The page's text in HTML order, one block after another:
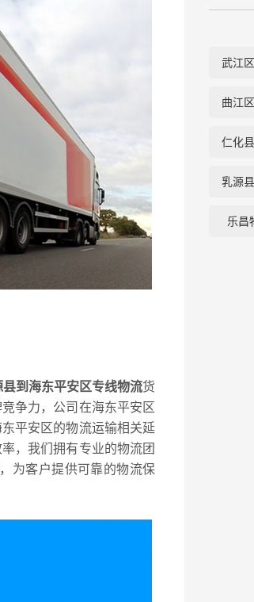
县到海东平安区专线物流货
争力，公司在海东平安区
平安区的物流运输相关延
，我们拥有专业的物流团
为客户提供可靠的物流保
武江
曲江
仁化
乳源
乐昌